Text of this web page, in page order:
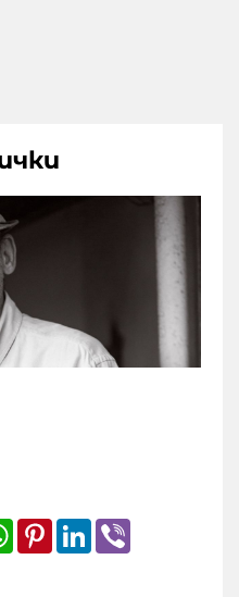
WhatsApp
Pinterest
LinkedIn